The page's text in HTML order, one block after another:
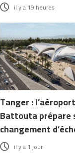
il y a 19 heures
Tanger :
Battouta prépare
changement
il y a 1 jour